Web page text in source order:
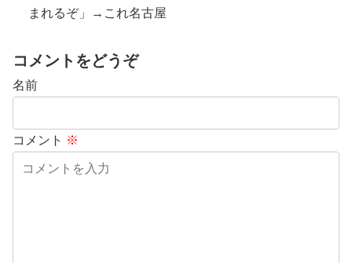
まれるぞ」→これ名古屋
コメントをどうぞ
名前
コメント ※